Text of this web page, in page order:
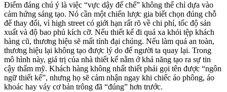
Điểm đáng chú ý là việc “vực dậy đế chế” không thể chỉ dựa vào
cảm hứng sáng tạo. Nó cần một chiến lược gia biết chọn đúng chỗ
để thay đổi, vì high street có giới hạn rất rõ về chi phí, tốc độ sản
xuất và độ bao phủ kích cỡ. Nếu thiết kế đi quá xa khỏi tệp khách
hàng cũ, thương hiệu sẽ mất tính đại chúng. Nếu làm quá an toàn,
thương hiệu lại không tạo được lý do để người ta quay lại. Trong
mô hình này, giá trị của nhà thiết kế nằm ở khả năng tạo ra sự tin
cậy thẩm mỹ. Khách hàng không nhất thiết phải gọi tên được “ngôn
ngữ thiết kế”, nhưng họ sẽ cảm nhận ngay khi chiếc áo phông, áo
khoác hay váy cơ bản trông đã “đúng” hơn trước.